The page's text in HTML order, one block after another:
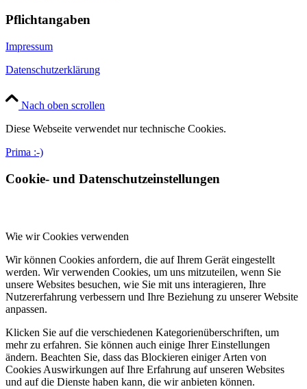
Pflichtangaben
Impressum
Datenschutzerklärung
Nach oben scrollen
Diese Webseite verwendet nur technische Cookies.
Prima :-)
Cookie- und Datenschutzeinstellungen
Wie wir Cookies verwenden
Wir können Cookies anfordern, die auf Ihrem Gerät eingestellt
werden. Wir verwenden Cookies, um uns mitzuteilen, wenn Sie
unsere Websites besuchen, wie Sie mit uns interagieren, Ihre
Nutzererfahrung verbessern und Ihre Beziehung zu unserer Website
anpassen.
Klicken Sie auf die verschiedenen Kategorienüberschriften, um
mehr zu erfahren. Sie können auch einige Ihrer Einstellungen
ändern. Beachten Sie, dass das Blockieren einiger Arten von
Cookies Auswirkungen auf Ihre Erfahrung auf unseren Websites
und auf die Dienste haben kann, die wir anbieten können.